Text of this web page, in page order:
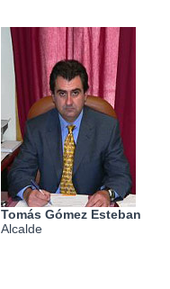
Tomás Gómez Esteban
Alcalde